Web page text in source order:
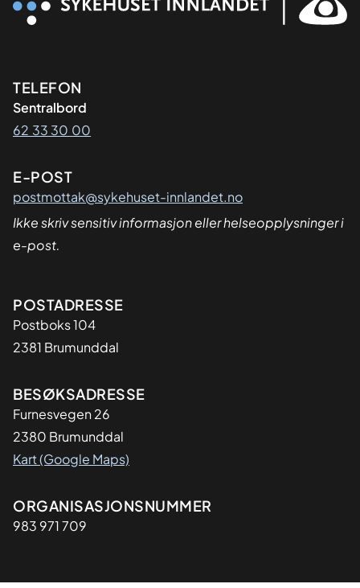
Kontaktinformasjon
TELEFON
Sentralbord
62 33 30 00
E-POST
postmottak@sykehuset-innlandet.no
Ikke skriv sensitiv informasjon eller helseopplysninger i
e-post.
Adresse
POSTADRESSE
Postboks 104
2381 Brumunddal
BESØKSADRESSE
Furnesvegen 26
2380 Brumunddal
Kart (Google Maps)
Organisasjon
ORGANISASJONSNUMMER
983 971 709